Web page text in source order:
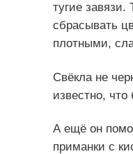
тугие
сбрасывать
плотными,
Свёкла не
известно,
А ещё он
приманки с